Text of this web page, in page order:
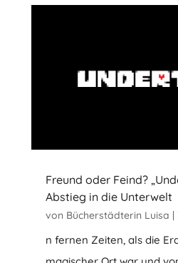
Freund oder Feind?
Abstieg in die Unterwelt
von Bücherstädterin Luisa |
n fernen Zeiten, als die